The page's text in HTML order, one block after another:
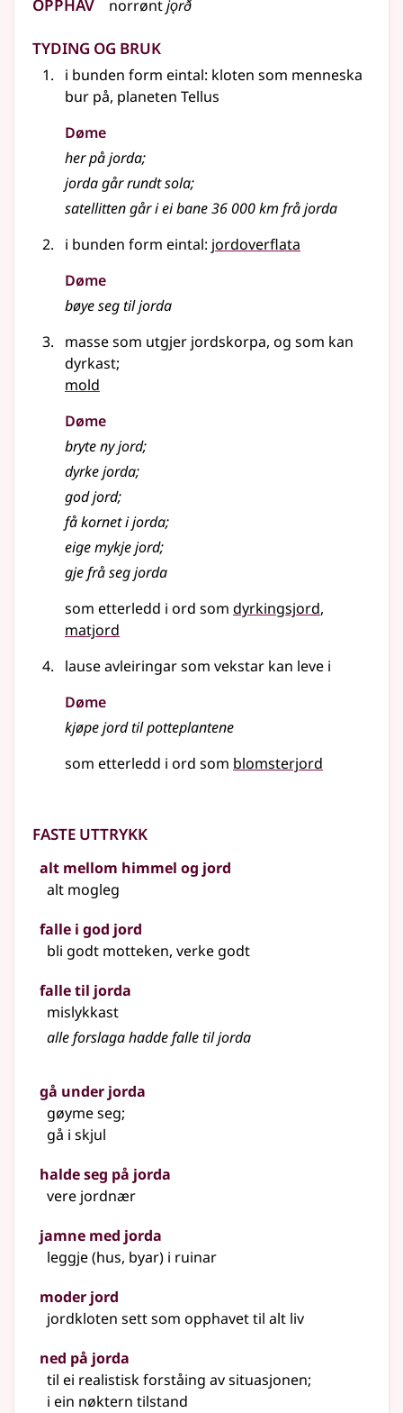
norrøntjǫrð
Tyding og bruk
i bunden form eintal: kloten som menneska
bur på, planeten Tellus
Døme
her på jorda;
jorda går rundt sola;
satellitten går i ei bane 36 000 km frå jorda
i bunden form eintal: jordoverflata
Døme
bøye seg til jorda
masse som utgjer jordskorpa, og som kan
dyrkast;
mold
Døme
bryte ny jord;
dyrke jorda;
god jord;
få kornet i jorda;
eige mykje jord;
gje frå seg jorda
som etterledd i ord som dyrkingsjord
matjord
lause avleiringar som vekstar kan leve i
Døme
kjøpe jord til potteplantene
som etterledd i ord som blomsterjord
Faste uttrykk
alt mellom himmel og jord
alt mogleg
falle i god jord
bli godt motteken, verke godt
falle til jorda
mislykkast
alle forslaga hadde falle til jorda
gå under jorda
gøyme seg;
gå i skjul
halde seg på jorda
vere jordnær
jamne med jorda
leggje (hus, byar) i ruinar
moder jord
jordkloten sett som opphavet til alt liv
ned på jorda
til ei realistisk forståing av situasjonen;
i ein nøktern tilstand